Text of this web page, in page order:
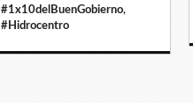
#1x10delBuenGobierno,
#Hidrocentro